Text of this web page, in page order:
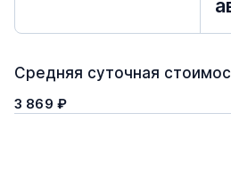
Средняя суточная
3 869 ₽